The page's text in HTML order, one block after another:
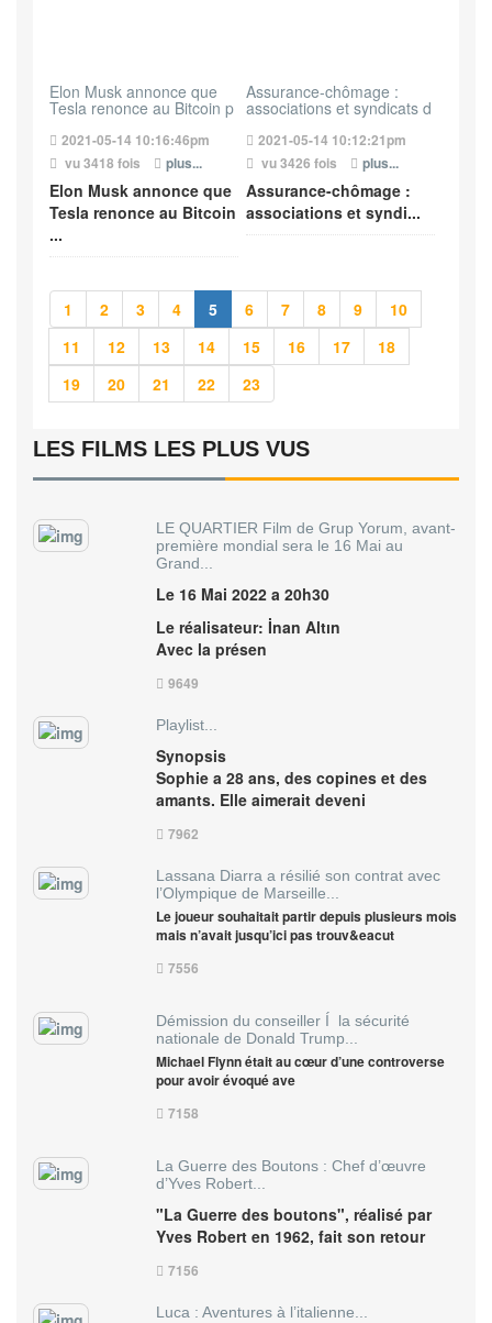
Elon Musk annonce que
Tesla renonce au Bitcoin p
2021-05-14 10:16:46pm
vu 3418 fois
plus...
Elon Musk annonce que
Tesla renonce au Bitcoin
...
Assurance-chômage :
associations et syndicats d
2021-05-14 10:12:21pm
vu 3426 fois
plus...
Assurance-chômage :
associations et syndi...
1 2 3 4 5 6 7 8 9
10
11
12 13 14 15 16 17
18
19
20 21 22 23
LES FILMS LES PLUS VUS
LE QUARTIER Film de Grup Yorum, avant-
première mondial sera le 16 Mai au
Grand...
Le 16 Mai 2022 a 20h30
Le réalisateur: İnan Altın
Avec la présen
9649
Playlist...
Synopsis
Sophie a 28 ans, des copines et des
amants. Elle aimerait deveni
7962
Lassana Diarra a résilié son contrat avec
l’Olympique de Marseille...
Le joueur souhaitait partir depuis plusieurs mois
mais n’avait jusqu’ici pas trouv&eacut
7556
Démission du conseiller Í la sécurité
nationale de Donald Trump...
Michael Flynn était au cœur d’une controverse
pour avoir évoqué ave
7158
La Guerre des Boutons : Chef d’œuvre
d’Yves Robert...
"La Guerre des boutons", réalisé par
Yves Robert en 1962, fait son retour
7156
Luca : Aventures à l’italienne...